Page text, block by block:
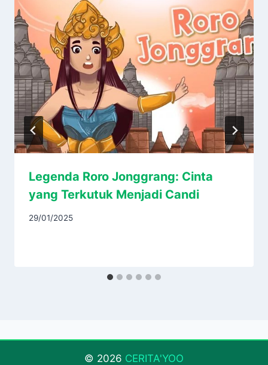
Legenda Roro Jonggrang: Cinta
yang Terkutuk Menjadi Candi
29/01/2025
© 2026 CERITA'YOO